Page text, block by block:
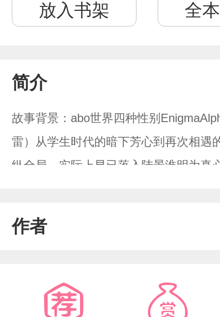
放入书架 全
简介
故事背景：abo世界四种性别
雷）从学生时代的暗下芳心到再次相遇
纵全局，实际上早已落入陆景淮明为真
作者